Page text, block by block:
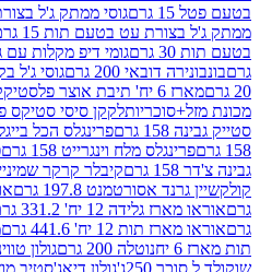
גוסי ממתק ג'ל בצורת עט בטעם
עט בטעם תות 15 גרם
גומי דיפ
200 גרם
גוסי ג'ל בקבוק חמוץ 20 גרם
פלסטיק
קינדר דגנים
לקקן סיסי סטיקס פינגווין תות 9 גרם
פרינגלס הכל בייגל 158 גרם
מלח וינגרייט 158 גרם
פרינגלס ראנץ'
קיבלר קרקר שמינייה קלאב צ'דר 311
197.8 גרם
12 יח' 331.2 גרם
12 יח' 441.6 גרם
ממתק
נוטלה 200 גרם
גולון טווינס ללא ת.סוכר
250ג'
גולון דיאג'סטיב מוזלי 365ג'